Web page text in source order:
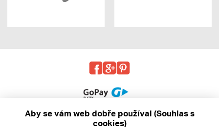
Aby se vám web dobře používal (Souhlas s
cookies)